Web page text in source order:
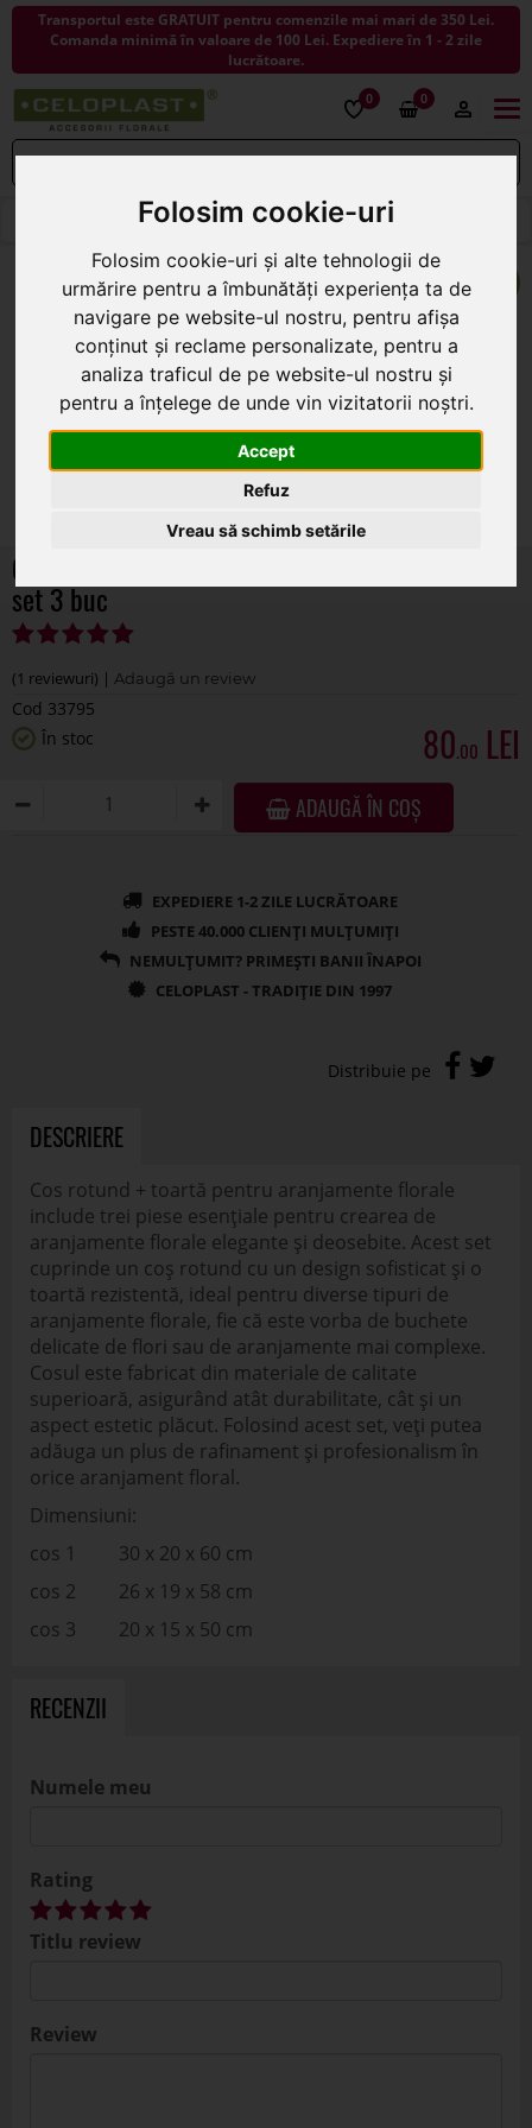
Folosim cookie-uri
Folosim cookie-uri și alte tehnologii de
urmărire pentru a îmbunătăți experiența ta de
navigare pe website-ul nostru, pentru afișa
conținut și reclame personalizate, pentru a
analiza traficul de pe website-ul nostru și
pentru a înțelege de unde vin vizitatorii noștri.
Accept
Refuz
Vreau să schimb setările
Transportul este GRATUIT pentru comenzile mai mari de 350 Lei.
Comanda minimă în valoare de 100 Lei. Expediere în 1 - 2 zile
lucrătoare.
0 0
< ÎNAPOI LA COSURI
Cos rotund+toarta pentru aranjamente florale
set 3 buc
(1 reviewuri) |
Cod 33795
În stoc
80.00
ADAUGĂ ÎN COȘ
DESCRIERE
Cos rotund + toartă pentru aranjamente florale
include trei piese esențiale pentru crearea de
aranjamente florale elegante și deosebite. Acest set
cuprinde un coș rotund cu un design sofisticat și o
toartă rezistentă, ideal pentru diverse tipuri de
aranjamente florale, fie că este vorba de buchete
delicate de flori sau de aranjamente mai complexe.
Cosul este fabricat din materiale de calitate
superioară, asigurând atât durabilitate, cât și un
aspect estetic plăcut. Folosind acest set, veți putea
adăuga un plus de rafinament și profesionalism în
orice aranjament floral.
Dimensiuni:
cos 1 30 x 20 x 60 cm
cos 2 26 x 19 x 58 cm
cos 3 20 x 15 x 50 cm
RECENZII
Numele meu
Rating
Titlu review
Review